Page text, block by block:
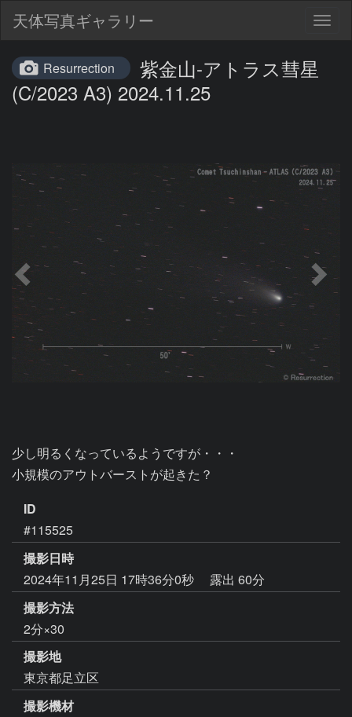
天体写真ギャラリー
Resurrection
紫金山-アトラス彗星
(C/2023 A3) 2024.11.25
少し明るくなっているようですが・・・
小規模のアウトバーストが起きた？
ID
#115525
撮影日時
2024年11月25日 17時36分0秒
露出 60分
撮影方法
2分×30
撮影地
東京都足立区
撮影機材